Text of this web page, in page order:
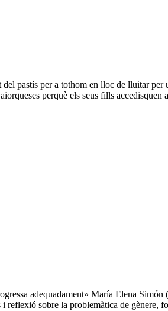
pastís per a tothom en lloc de lluitar per
perquè els seus fills
adequadament» María Elena Simón
i reflexió sobre la problemàtica de